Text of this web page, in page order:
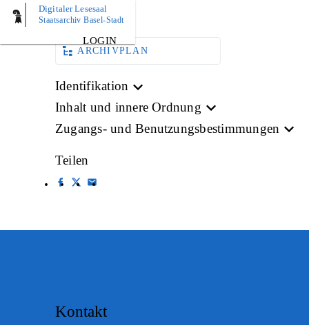
Digitaler Lesesaal
Staatsarchiv Basel-Stadt
LOGIN
BILD
ARCHIVPLAN
Identifikation
Inhalt und innere Ordnung
Zugangs- und Benutzungsbestimmungen
Teilen
Kontakt